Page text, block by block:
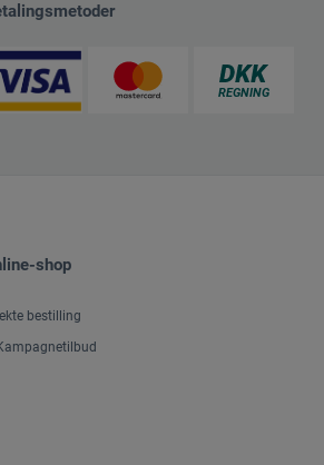
shop
bestilling